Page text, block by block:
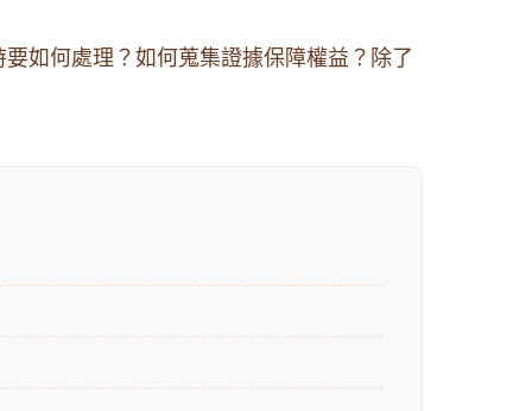
如何處理？如何蒐集證據保障權益？除了